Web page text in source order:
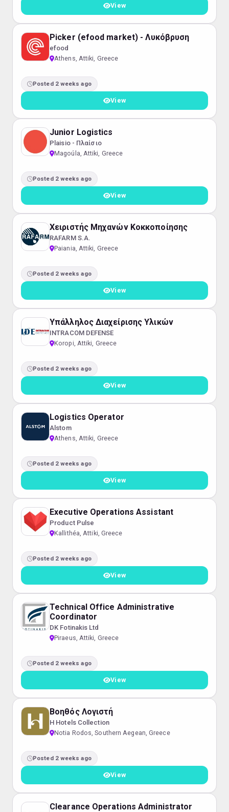
View
Picker (efood market) - Λυκόβρυση
efood
Athens, Attiki, Greece
Posted 2 weeks ago
View
Junior Logistics
Plaisio - Πλαίσιο
Magoúla, Attiki, Greece
Posted 2 weeks ago
View
Χειριστής Μηχανών Κοκκοποίησης
RAFARM S.A.
Paiania, Attiki, Greece
Posted 2 weeks ago
View
Υπάλληλος Διαχείρισης Υλικών
INTRACOM DEFENSE
Koropi, Attiki, Greece
Posted 2 weeks ago
View
Logistics Operator
Alstom
Athens, Attiki, Greece
Posted 2 weeks ago
View
Executive Operations Assistant
Product Pulse
Kallithéa, Attiki, Greece
Posted 2 weeks ago
View
Technical Office Administrative
Coordinator
DK Fotinakis Ltd
Piraeus, Attiki, Greece
Posted 2 weeks ago
View
Βοηθός Λογιστή
H Hotels Collection
Notia Rodos, Southern Aegean, Greece
Posted 2 weeks ago
View
Clearance Operations Administrator